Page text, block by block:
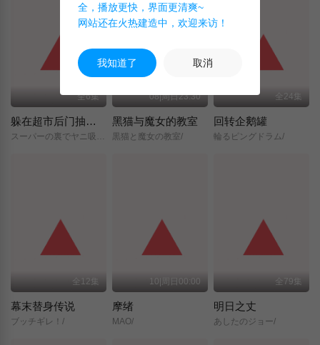
全6集
躲在超市后门抽烟的两人
スーパーの裏でヤニ吸うふたり/
08|周日23:30
黑猫与魔女的教室
黒猫と魔女の教室/
全24集
回转企鹅罐
輪るピングドラム/
全12集
幕末替身传说
ブッチギレ！/
10|周日00:00
摩绪
MAO/
全79集
明日之丈
あしたのジョー/
全，播放更快，界面更清爽~
网站还在火热建造中，欢迎来访！
我知道了 取消